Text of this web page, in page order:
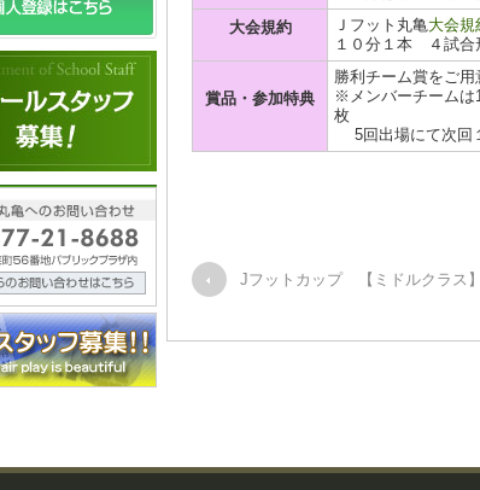
大会規約
Ｊフット丸亀 大会規
１０分１本 ４試合
賞品・参加特典
勝利チーム賞をご用
※メンバーチームは
枚
5回出場にて次回
Jフットカップ 【ミドルクラス】